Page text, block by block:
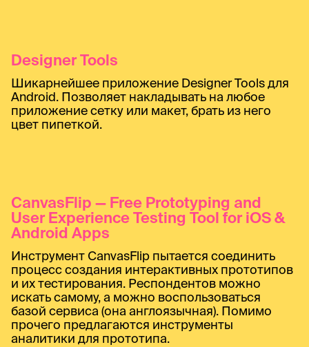
Designer Tools
Шикарнейшее приложение Designer Tools для
Android. Позволяет накладывать на любое
приложение сетку или макет, брать из него
цвет пипеткой.
CanvasFlip — Free Prototyping and
User Experience Testing Tool for iOS &
Android Apps
Инструмент CanvasFlip пытается соединить
процесс создания интерактивных прототипов
и их тестирования. Респондентов можно
искать самому, а можно воспользоваться
базой сервиса (она англоязычная). Помимо
прочего предлагаются инструменты
аналитики для прототипа.